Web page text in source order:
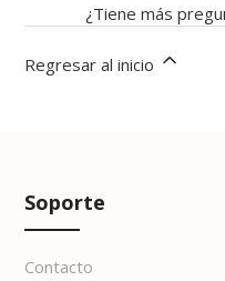
¿Tiene más
Regresar al inicio
Soporte
Contacto